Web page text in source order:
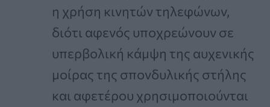
η χρήση κινητών τηλεφώνων,
διότι αφενός υποχρεώνουν σε
υπερβολική κάμψη της αυχενικής
μοίρας της σπονδυλικής στήλης
και αφετέρου χρησιμοποιούνται